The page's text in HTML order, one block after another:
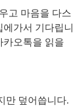
고 마음을 다스
가서 기다립니
카오톡을 읽을
만 덮어씁니다.